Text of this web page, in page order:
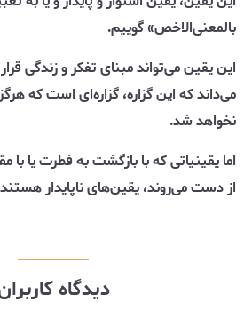
بالمعنی‌الاخص» گوییم.
این یقین می‌تواند مبنای تفکر و زندگی
می‌داند که این گزاره، گزاره‌ای است که
نخواهد شد.
اما یقینیاتی که با بازگشت به فطرت یا
از دست می‌روند، یقین‌های ناپایدار
دیدگاه